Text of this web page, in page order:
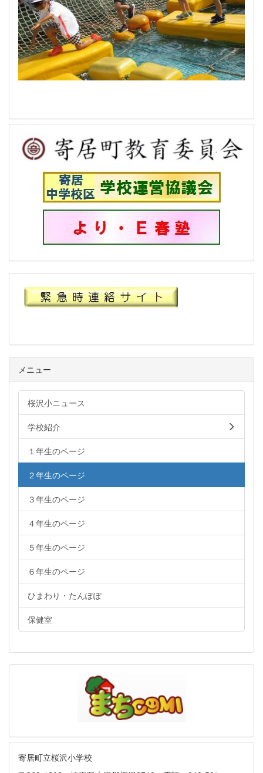
メニュー
桜沢小ニュース
学校紹介
１年生のページ
２年生のページ
３年生のページ
４年生のページ
５年生のページ
６年生のページ
ひまわり・たんぽぽ
保健室
寄居町立桜沢小学校